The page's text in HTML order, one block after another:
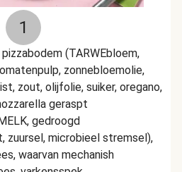
1
pizzabodem (TARWEbloem,
zonnebloemolie,
zout, olijfolie, suiker, oregano,
geraspt
gedroogd
zuursel, microbieel stremsel),
waarvan mechanish